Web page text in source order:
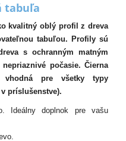
tabuľa
kvalitný oblý profil z dreva
tabuľou. Profily sú
s ochranným matným
počasie. Čierna
vhodná pre všetky typy
príslušenstve).
Ideálny doplnok pre vašu